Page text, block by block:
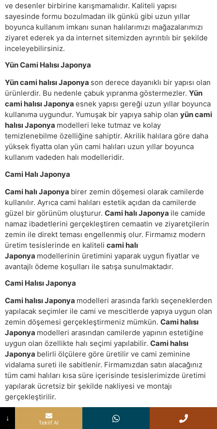
ve desenler birbirine karışmamalıdır. Kaliteli yapısı
sayesinde formu bozulmadan ilk günkü gibi uzun yıllar
boyunca kullanım imkanı sunan halılarımızı mağazalarımızı
ziyaret ederek ya da internet sitemizden ayrıntılı bir şekilde
inceleyebilirsiniz.
Yün Cami Halısı Japonya
Yün cami halısı Japonya son derece dayanıklı bir yapısı olan
ürünlerdir. Bu nedenle çabuk yıpranma göstermezler. Yün
cami halısı Japonya esnek yapısı gereği uzun yıllar boyunca
kullanıma uygundur. Yumuşak bir yapıya sahip olan yün cami
halısı Japonya modelleri leke tutmaz ve kolay
temizlenebilme özelliğine sahiptir. Akrilik halılara göre daha
yüksek fiyatta olan yün cami halıları uzun yıllar boyunca
kullanım vadeden halı modelleridir.
Cami Halı Japonya
Cami halı Japonya birer zemin döşemesi olarak camilerde
kullanılır. Ayrıca cami halıları estetik açıdan da camilerde
güzel bir görünüm oluşturur. Cami halı Japonya ile camide
namaz ibadetlerini gerçekleştiren cemaatin ve ziyaretçilerin
zemin ile direkt teması engellenmiş olur. Firmamız modern
üretim tesislerinde en kaliteli cami halı
Japonya modellerinin üretimini yaparak uygun fiyatlar ve
avantajlı ödeme koşulları ile satışa sunulmaktadır.
Cami Halısı Japonya
Cami halısı Japonya modelleri arasında farklı seçeneklerden
yapılacak seçimler ile cami ve mescitlerde yapıya uygun olan
zemin döşemesi gerçekleştirmeniz mümkün. Cami halısı
Japonya modelleri arasından camilerde yapının estetiğine
uygun olan özellikte halı seçimi yapılabilir. Cami halısı
Japonya belirli ölçülere göre üretilir ve cami zeminine
vidalama sureti ile sabitlenir. Firmamızdan satın alacağınız
tüm cami halıları kısa süre içerisinde tesislerimizde üretimi
yapılarak ücretsiz bir şekilde nakliyesi ve montajı
gerçekleştirilir.
Cami Halı Japonya
↓
Teklif Al